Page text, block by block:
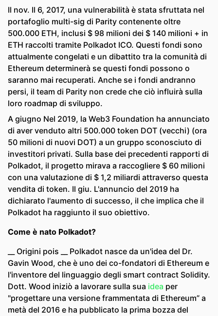
Il nov. Il 6, 2017, una vulnerabilità è stata sfruttata nel
portafoglio multi-sig di Parity contenente oltre
500.000 ETH, inclusi $ 98 milioni dei $ 140 milioni + in
ETH raccolti tramite Polkadot ICO. Questi fondi sono
attualmente congelati e un dibattito tra la comunità di
Ethereum determinerà se questi fondi possono o
saranno mai recuperati. Anche se i fondi andranno
persi, il team di Parity non crede che ciò influirà sulla
loro roadmap di sviluppo.
A giugno Nel 2019, la Web3 Foundation ha annunciato
di aver venduto altri 500.000 token DOT (vecchi) (ora
50 milioni di nuovi DOT) a un gruppo sconosciuto di
investitori privati. Sulla base dei precedenti rapporti di
Polkadot, il progetto mirava a raccogliere $ 60 milioni
con una valutazione di $ 1,2 miliardi attraverso questa
vendita di token. Il giu. L'annuncio del 2019 ha
dichiarato l'aumento di successo, il che implica che il
Polkadot ha raggiunto il suo obiettivo.
Come è nato Polkadot?
__ Origini pois __ Polkadot nasce da un'idea del Dr.
Gavin Wood, che è uno dei co-fondatori di Ethereum e
l'inventore del linguaggio degli smart contract Solidity.
Dott. Wood iniziò a lavorare sulla sua idea per
"progettare una versione frammentata di Ethereum” a
metà del 2016 e ha pubblicato la prima bozza del